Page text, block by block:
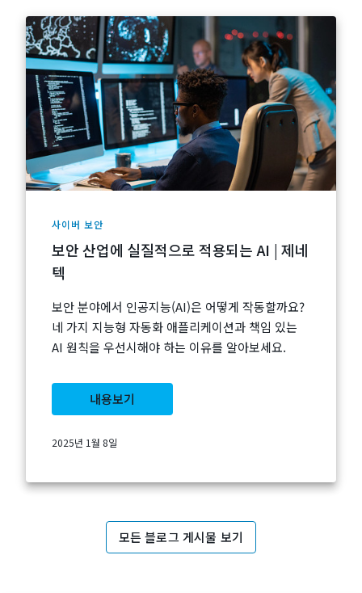
사이버 보안
보안 산업에 실질적으로 적용되는 AI | 제네
텍
보안 분야에서 인공지능(AI)은 어떻게 작동할까요?
네 가지 지능형 자동화 애플리케이션과 책임 있는
AI 원칙을 우선시해야 하는 이유를 알아보세요.
내용보기
2025년 1월 8일
모든 블로그 게시물 보기